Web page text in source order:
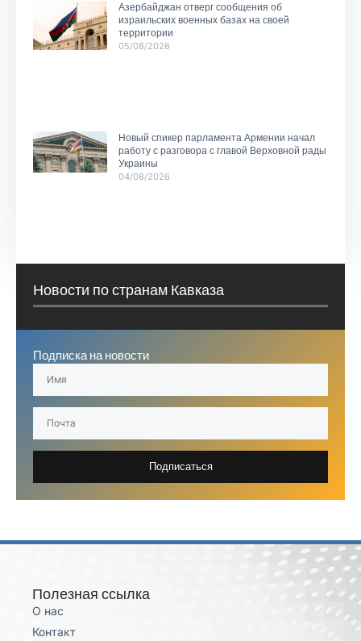
Азербайджан отверг сообщения об
израильских военных базах на своей
территории
05/08/2026
Новый спикер парламента Армении начал
работу с разговора с главой Верховной рады
Украины
04/08/2026
Новости по странам Кавказа
Подписка на новости
Подписаться
Полезная ссылка
О нас
Контакт